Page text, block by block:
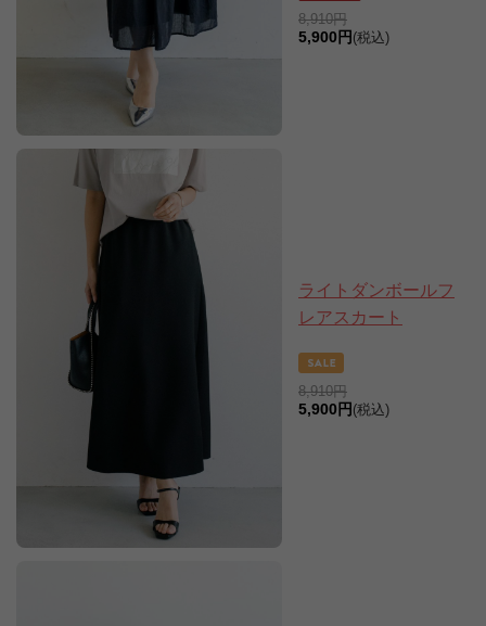
8,910円
5,900円 (税込)
ライトダンボールフ
レアスカート
8,910円
5,900円 (税込)